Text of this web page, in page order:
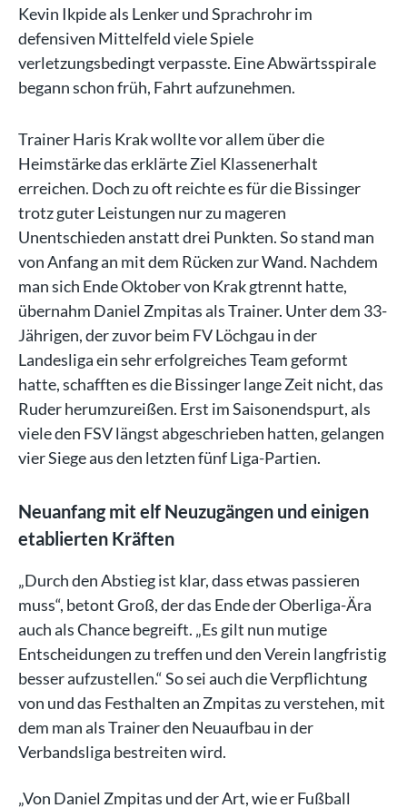
Kevin Ikpide als Lenker und Sprachrohr im
defensiven Mittelfeld viele Spiele
verletzungsbedingt verpasste. Eine Abwärtsspirale
begann schon früh, Fahrt aufzunehmen.
Trainer Haris Krak wollte vor allem über die
Heimstärke das erklärte Ziel Klassenerhalt
erreichen. Doch zu oft reichte es für die Bissinger
trotz guter Leistungen nur zu mageren
Unentschieden anstatt drei Punkten. So stand man
von Anfang an mit dem Rücken zur Wand. Nachdem
man sich Ende Oktober von Krak gtrennt hatte,
übernahm Daniel Zmpitas als Trainer. Unter dem 33-
Jährigen, der zuvor beim FV Löchgau in der
Landesliga ein sehr erfolgreiches Team geformt
hatte, schafften es die Bissinger lange Zeit nicht, das
Ruder herumzureißen. Erst im Saisonendspurt, als
viele den FSV längst abgeschrieben hatten, gelangen
vier Siege aus den letzten fünf Liga-Partien.
Neuanfang mit elf Neuzugängen und einigen
etablierten Kräften
„Durch den Abstieg ist klar, dass etwas passieren
muss“, betont Groß, der das Ende der Oberliga-Ära
auch als Chance begreift. „Es gilt nun mutige
Entscheidungen zu treffen und den Verein langfristig
besser aufzustellen.“ So sei auch die Verpflichtung
von und das Festhalten an Zmpitas zu verstehen, mit
dem man als Trainer den Neuaufbau in der
Verbandsliga bestreiten wird.
„Von Daniel Zmpitas und der Art, wie er Fußball